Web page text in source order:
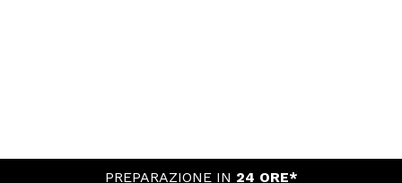
PREPARAZIONE IN 24 ORE*